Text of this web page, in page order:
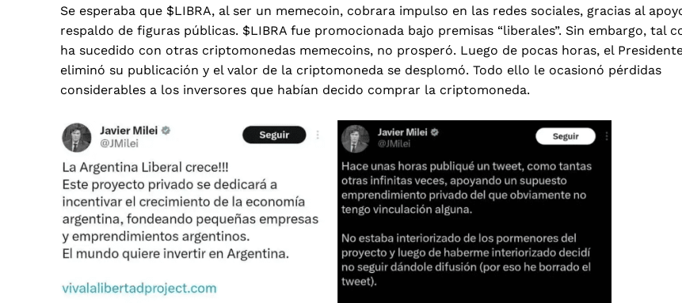
Se esperaba que $LIBRA, al ser un memecoin, cobrara impulso en las redes sociales, gracias al
respaldo de figuras públicas. $LIBRA fue promocionada bajo premisas “liberales”. Sin embargo, tal
ha sucedido con otras criptomonedas memecoins, no prosperó. Luego de pocas horas, el
eliminó su publicación y el valor de la criptomoneda se desplomó. Todo ello le ocasionó pérdidas
considerables a los inversores que habían decido comprar la criptomoneda.